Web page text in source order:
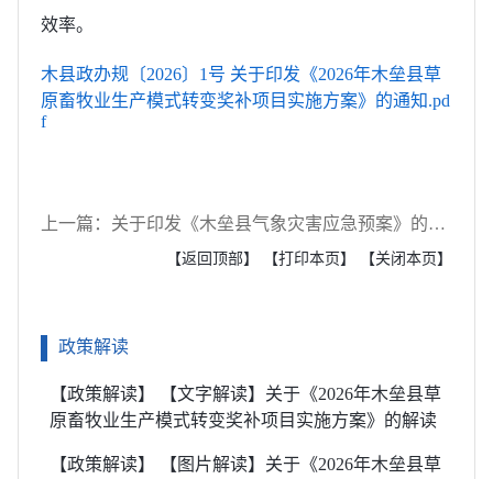
效率。
木县政办规〔2026〕1号 关于印发《2026年木垒县草
原畜牧业生产模式转变奖补项目实施方案》的通知.pd
f
上一篇：关于印发《木垒县气象灾害应急预案》的通知
【返回顶部】 【打印本页】 【关闭本页】
政策解读
【政策解读】 【文字解读】关于《2026年木垒县草
原畜牧业生产模式转变奖补项目实施方案》的解读
【政策解读】 【图片解读】关于《2026年木垒县草